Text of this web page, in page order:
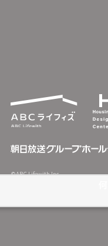
©ABC Lifewith Inc.